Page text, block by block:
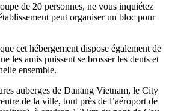
de 20 personnes, ne vous inquiétez
peut organiser un bloc pour
cet hébergement dispose également de
les amis puissent se brosser les dents et
ensemble.
auberges de Danang Vietnam, le City
de la ville, tout près de l’aéroport de